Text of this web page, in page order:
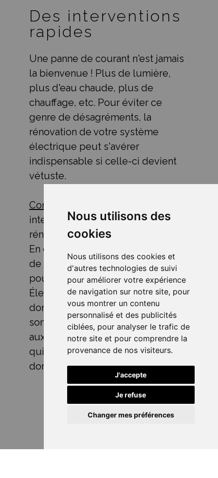
Nous utilisons des
cookies
Nous utilisons des cookies et
d'autres technologies de suivi
pour améliorer votre expérience
de navigation sur notre site, pour
vous montrer un contenu
personnalisé et des publicités
ciblées, pour analyser le trafic de
notre site et pour comprendre la
provenance de nos visiteurs.
J'accepte
Je refuse
Changer mes préférences
Des interventions
rapides
Une panne de courant n'est jamais
la bienvenue ! Plus de lumière,
plus d'eau chaude, plus de
chauffage, etc. Pour éviter ce
genre de désagréments, la
rénovation de votre système
électrique peut s'avérer
indispensable si celle-ci devient
vétuste.
Contactez nos professionnels,
interviendront rapidement pour
rénover votre système électrique.
En effet, il est fortement conseillé
de faire appel à un professionnel
pour éviter les risques.
Électrocution, incendie
domestique ou électrisation, tels
sont des exemples de dangers
auxquels s’expose une personne
qui n'est pas qualifiée dans ce
domaine.